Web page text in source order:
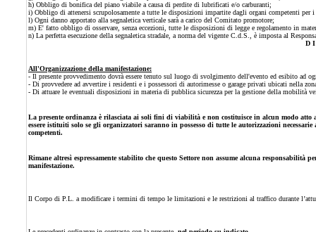
h) Obbligo di bonifica del piano viabile a causa di perdite di lubrificati e/o carburanti;
i) Obbligo di attenersi scrupolosamente a tutte le disposizioni impartite dagli organi competenti per
l) Ogni danno apportato alla segnaletica verticale sarà a carico del Comitato promotore;
m) E' fatto obbligo di osservare, senza eccezioni, tutte le disposizioni di legge e regolamento in
n) La perfetta esecuzione della segnaletica stradale, a norma del vigente C.d.S., è imposta al
D I
All'Organizzazione della manifestazione:
- Il presente provvedimento dovrà essere tenuto sul luogo di svolgimento dell'evento ed esibito
- Di provvedere ad avvertire i residenti e i possessori di autorimesse o garage privati ubicati nella
- Di attuare le eventuali disposizioni in materia di pubblica sicurezza per la gestione della mobilità
La presente ordinanza è rilasciata ai soli fini di viabilità e non costituisce in alcun modo
essere istituiti solo se gli organizzatori saranno in possesso di tutte le autorizzazioni
competenti.
Rimane altresì espressamente stabilito che questo Settore non assume alcuna
manifestazione.
Il Corpo di P.L. a modificare i termini di tempo le limitazioni e le restrizioni al traffico durante